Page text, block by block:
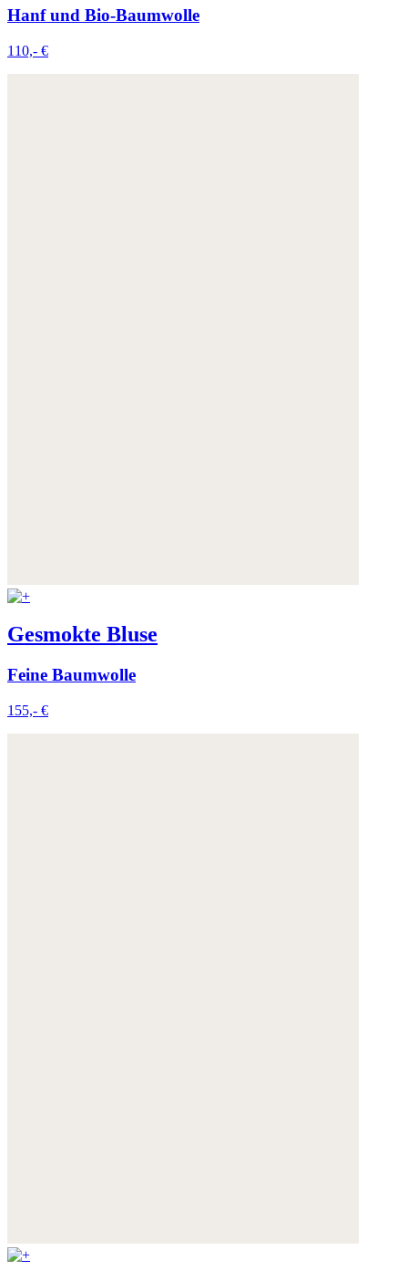
Hanf und Bio-Baumwolle
110,- €
Gesmokte Bluse
Feine Baumwolle
155,- €